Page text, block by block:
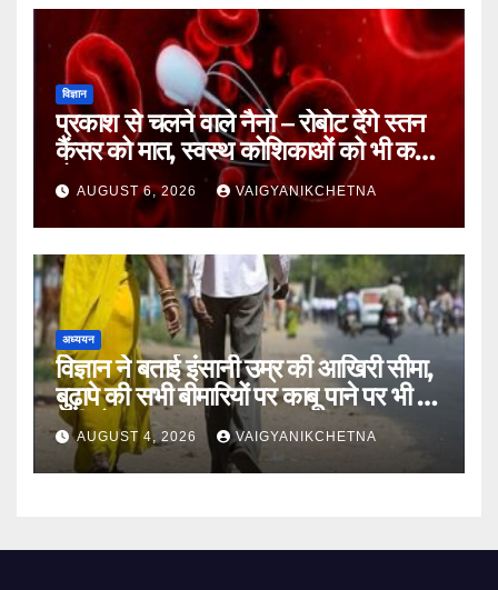
विज्ञान
प्रकाश से चलने वाले नैनो – रोबोट देंगे स्तन
कैंसर को मात, स्वस्थ कोशिकाओं को भी कम
होगा नुकसान
AUGUST 6, 2026 VAIGYANIKCHETNA
अध्ययन
विज्ञान ने बताई इंसानी उम्र की आखिरी सीमा,
बुढ़ापे की सभी बीमारियों पर काबू पाने पर भी वह
नहीं होगा ‘अमर’
AUGUST 4, 2026 VAIGYANIKCHETNA